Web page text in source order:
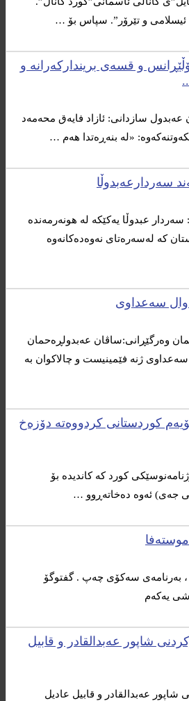
ئیسلامی و تێرۆر”. سپاس بۆ …
و قسەی بریندارکەرانە و
عەبدول سازدانی: ئازاد فایه‌ق محه‌مه‌د
«لە بنەڕەتدا هەم …
سەردارعەبدوڵا
عبدوڵا یه‌کێکه‌ له‌ هونه‌رمه‌نده‌
که‌ له‌سه‌ره‌تای نه‌وه‌ده‌کانه‌وه‌
سەعداوی‌
وەرگێڕانی:ساڤان عەبدولڕەحمان
ژنە فێمینیست و چالاکوان بە
نۆیەم كوردستانی كردووەتە دۆزەخ
كورد كە كاندیدە بۆ
جەی) ئەوە دەخاتەڕوو …
، بەرنامەی سەکۆی چەپ . گفتوگۆ
یەکەم
شاپور عەبدالقادر و قابیل
شاپور عەبدالقادر و قابیل عادیل